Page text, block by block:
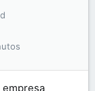
empresa